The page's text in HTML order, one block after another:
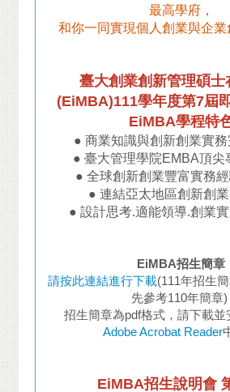
最高學府，
和你一同實現個人創業與企業
臺大創業創新管理碩士
(EiMBA)111學年度第7屆
EiMBA學程特
● 商業知識與創新創業實
● 臺大管理學院EMBA頂尖
● 全球創新創業豐富實務
● 連結亞太地區創新創
● 設計思考.適能領導.創業
EiMBA招生簡章
請按此連結進行下載(111年招生
先參考110年簡章)
招生簡章為pdf格式，請下載並
Adobe Acrobat Reader
EiMBA招生說明會